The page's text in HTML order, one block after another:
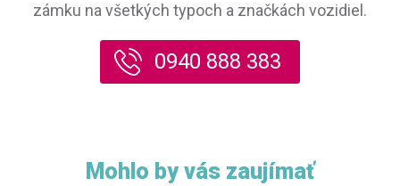
zámku na všetkých typoch a značkách vozidiel.
0940 888 383
Mohlo by vás zaujímať